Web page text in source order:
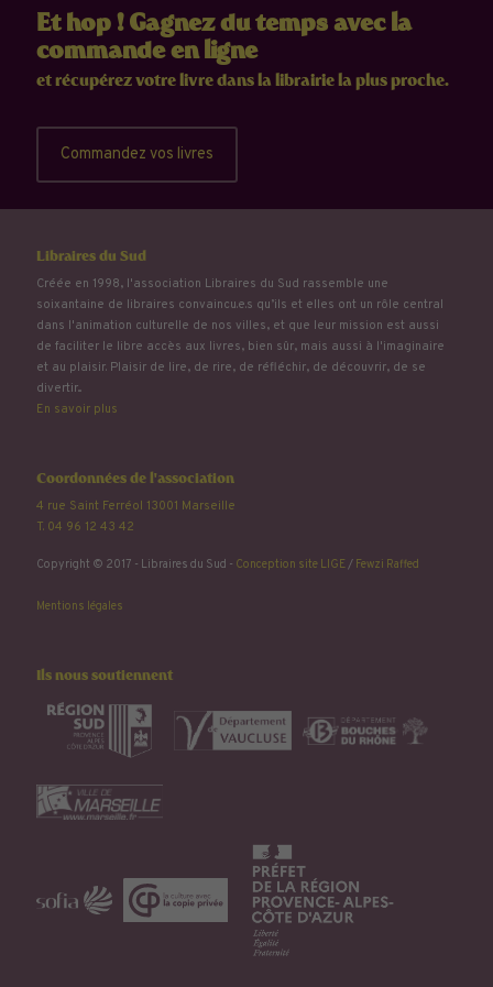
Et hop ! Gagnez du temps avec la
commande en ligne
et récupérez votre livre dans la librairie la plus proche.
Commandez vos livres
Libraires du Sud
Créée en 1998, l'association Libraires du Sud rassemble une
soixantaine de libraires convaincu.e.s qu’ils et elles ont un rôle central
dans l'animation culturelle de nos villes, et que leur mission est aussi
de faciliter le libre accès aux livres, bien sûr, mais aussi à l'imaginaire
et au plaisir. Plaisir de lire, de rire, de réfléchir, de découvrir, de se
divertir...
En savoir plus
Coordonnées de l'association
4 rue Saint Ferréol 13001 Marseille
T. 04 96 12 43 42
Copyright © 2017 - Libraires du Sud - Conception site LIGE / Fewzi Raffed
Mentions légales
Ils nous soutiennent